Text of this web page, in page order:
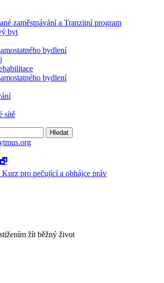
zaměstnávání a Tranzitní program
byt
bydlení
bydlení
sítě
🗗
pro pečující a obhájce práv
žít běžný život